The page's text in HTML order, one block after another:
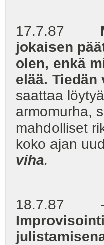
17.7.87
jokaisen
olen, enkä
elää.
saattaa
armomurha,
mahdolliset
koko ajan
viha.
18.7.87 -